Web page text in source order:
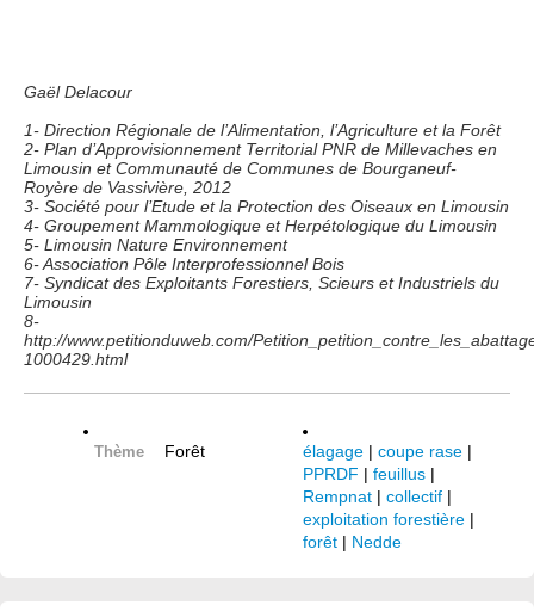
Gaël Delacour
1- Direction Régionale de l’Alimentation, l’Agriculture et la Forêt
2- Plan d’Approvisionnement Territorial PNR de Millevaches en
Limousin et Communauté de Communes de Bourganeuf-
Royère de Vassivière, 2012
3- Société pour l’Etude et la Protection des Oiseaux en Limousin
4- Groupement Mammologique et Herpétologique du Limousin
5- Limousin Nature Environnement
6- Association Pôle Interprofessionnel Bois
7- Syndicat des Exploitants Forestiers, Scieurs et Industriels du
Limousin
8-
http://www.petitionduweb.com/
1000429.html
Thème Forêt élagage | coupe rase |
PPRDF | feuillus |
Rempnat | collectif |
exploitation forestière |
forêt | Nedde